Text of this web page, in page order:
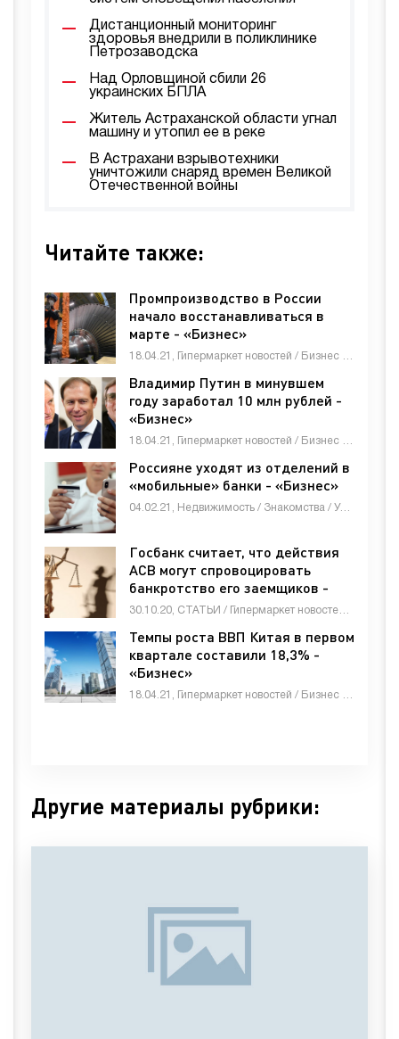
Дистанционный мониторинг
здоровья внедрили в поликлинике
Петрозаводска
Над Орловщиной сбили 26
украинских БПЛА
Житель Астраханской области угнал
машину и утопил ее в реке
В Астрахани взрывотехники
уничтожили снаряд времен Великой
Отечественной войны
Читайте также:
Промпроизводство в России
начало восстанавливаться в
марте - «Бизнес»
Владимир Путин в минувшем
году заработал 10 млн рублей -
«Бизнес»
Россияне уходят из отделений в
«мобильные» банки - «Бизнес»
04.02.21, Недвижимость / Знакомства / Услуги / Товары / Бизнес / Новости Интернета / Другие новости / Мобильные телефоны / Строй материалы / Гипермаркет новостей
Госбанк считает, что действия
АСВ могут спровоцировать
банкротство его заемщиков -
«Бизнес»
Темпы роста ВВП Китая в первом
квартале составили 18,3% -
«Бизнес»
Другие материалы рубрики: